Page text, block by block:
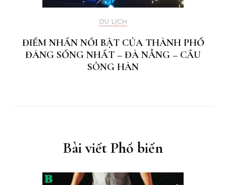
DU LỊCH
ĐIỂM NHẤN NỔI BẬT CỦA THÀNH PHỐ
ĐÁNG SỐNG NHẤT – ĐÀ NẴNG – CẦU
SÔNG HÀN
Bài viết Phổ biến